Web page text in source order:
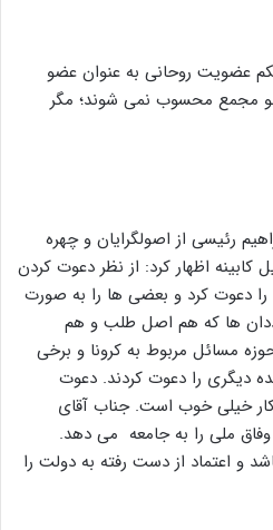
عضویت روحانی به عنوان عضو
مجمع محسوب نمی شوند؛ مگر
رئیسی از اصولگرایان و چهره
اظهار کرد: از نظر دعوت کردن
دعوت کرد و بعضی ها را به صورت
ها که هم اصل طلب و هم
مسائل مربوط به کرونا و برخی
دیگری را دعوت کردند. دعوت
خیلی خوب است. جناب آقای
ملی را به جامعه می دهد.
و اعتماد از دست رفته به دولت را